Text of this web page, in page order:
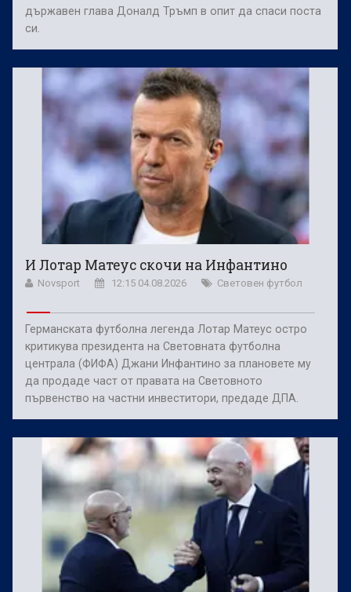
държавен глава Доналд Тръмп в опит да спаси поста
си.
И Лотар Матеус скочи на Инфантино
Novsport 12:15 04.08.2026 Световен футбол
Германската футболна легенда Лотар Матеус остро
критикува президента на Световната футболна
централа (ФИФА) Джани Инфантино за плановете му
да продаде част от правата на Световното
първенство на частни инвеститори, предаде ДПА.